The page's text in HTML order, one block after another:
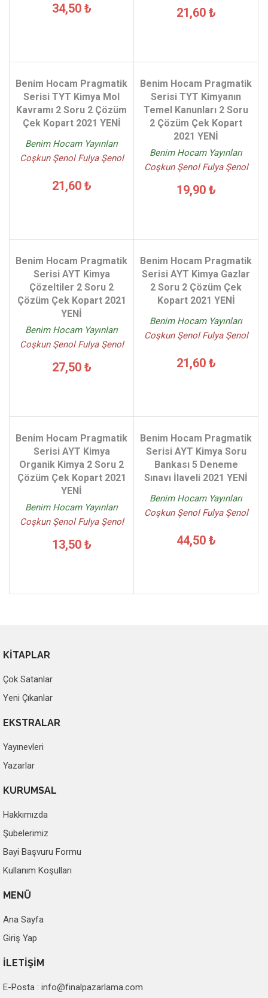
34,50 ₺ 21,60 ₺
Benim Hocam Pragmatik
Serisi TYT Kimya Mol
Kavramı 2 Soru 2 Çözüm
Çek Kopart 2021 YENİ
Benim Hocam Yayınları
Coşkun Şenol Fulya Şenol
21,60 ₺
Benim Hocam Pragmatik
Serisi TYT Kimyanın
Temel Kanunları 2 Soru
2 Çözüm Çek Kopart
2021 YENİ
Benim Hocam Yayınları
Coşkun Şenol Fulya Şenol
19,90 ₺
Benim Hocam Pragmatik
Serisi AYT Kimya
Çözeltiler 2 Soru 2
Çözüm Çek Kopart 2021
YENİ
Benim Hocam Yayınları
Coşkun Şenol Fulya Şenol
27,50 ₺
Benim Hocam Pragmatik
Serisi AYT Kimya Gazlar
2 Soru 2 Çözüm Çek
Kopart 2021 YENİ
Benim Hocam Yayınları
Coşkun Şenol Fulya Şenol
21,60 ₺
Benim Hocam Pragmatik
Serisi AYT Kimya
Organik Kimya 2 Soru 2
Çözüm Çek Kopart 2021
YENİ
Benim Hocam Yayınları
Coşkun Şenol Fulya Şenol
13,50 ₺
Benim Hocam Pragmatik
Serisi AYT Kimya Soru
Bankası 5 Deneme
Sınavı İlaveli 2021 YENİ
Benim Hocam Yayınları
Coşkun Şenol Fulya Şenol
44,50 ₺
KİTAPLAR
Çok Satanlar
Yeni Çıkanlar
EKSTRALAR
Yayınevleri
Yazarlar
KURUMSAL
Hakkımızda
Şubelerimiz
Bayi Başvuru Formu
Kullanım Koşulları
MENÜ
Ana Sayfa
Giriş Yap
İLETİŞİM
E-Posta : info@finalpazarlama.com